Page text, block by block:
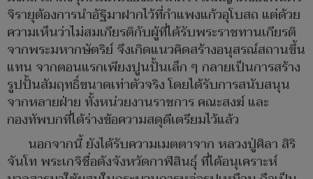
จิรายุต้องการนำอัฐิมาฝากไว้ที่กำแพงแก้วอุโบสถ แต่ด้วย
ความเห็นว่าไม่สมเกียรติกับผู้ที่ได้รับพระราชทานเกียรติ
จากพระมหากษัตริย์ จึงเกิดแนวคิดสร้างอนุสรณ์สถานขึ้น
แทน จากตอนแรกเพียงปูนปั้นเล็ก ๆ กลายเป็นการสร้าง
รูปปั้นสัมฤทธิ์ขนาดเท่าตัวจริง โดยได้รับการสนับสนุน
จากหลายฝ่าย ทั้งหน่วยงานราชการ คณะสงฆ์ และ
กองทัพบกที่ได้ร่างข้อความสดุดีเตรียมไว้แล้ว
นอกจากนี้ ยังได้รับความเมตตาจาก หลวงปู่ศิลา สิริ
จันโท พระเกจิชื่อดังจังหวัดกาฬสินธุ์ ที่ได้อนุเคราะห์